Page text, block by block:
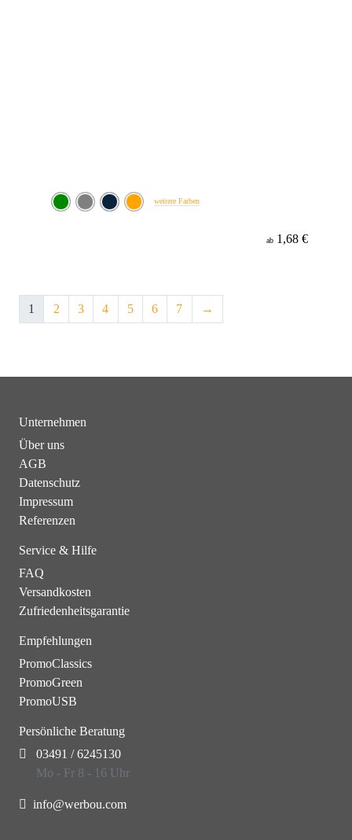
weitere Farben
ab 1,68 €
1 2 3 4 5 6 7 →
Unternehmen
Über uns
AGB
Datenschutz
Impressum
Referenzen
Service & Hilfe
FAQ
Versandkosten
Zufriedenheitsgarantie
Empfehlungen
PromoClassics
PromoGreen
PromoUSB
Persönliche Beratung
03491 / 6245130
Mo - Fr 8 - 16 Uhr
info@werbou.com